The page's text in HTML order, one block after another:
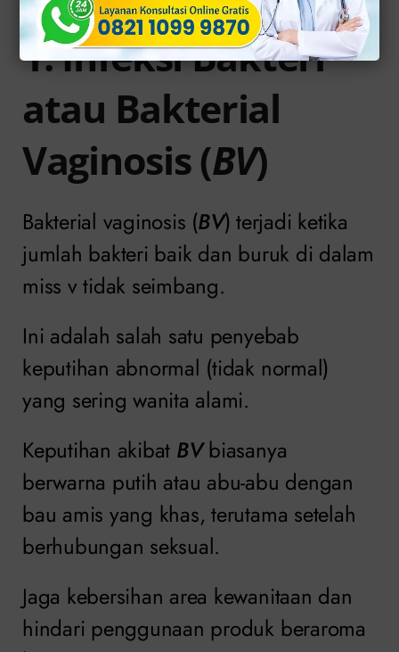
1. Infeksi Bakteri
atau Bakterial
Vaginosis (BV)
Bakterial vaginosis (BV) terjadi ketika
jumlah bakteri baik dan buruk di dalam
miss v tidak seimbang.
Ini adalah salah satu penyebab
keputihan abnormal (tidak normal)
yang sering wanita alami.
Keputihan akibat BVbiasanya
berwarna putih atau abu-abu dengan
bau amis yang khas, terutama setelah
berhubungan seksual.
Jaga kebersihan area kewanitaan dan
hindari penggunaan produk beraroma